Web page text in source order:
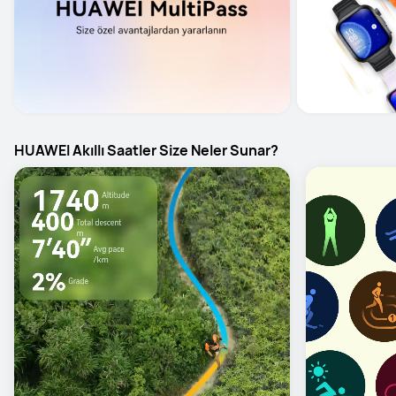
HUAWEI Akıllı Saatler Size Neler Sunar?